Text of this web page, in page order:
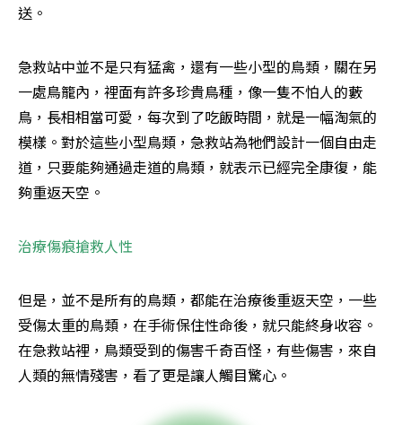
送。
急救站中並不是只有猛禽，還有一些小型的鳥類，關在另
一處鳥籠內，裡面有許多珍貴鳥種，像一隻不怕人的藪
鳥，長相相當可愛，每次到了吃飯時間，就是一幅淘氣的
模樣。對於這些小型鳥類，急救站為牠們設計一個自由走
道，只要能夠通過走道的鳥類，就表示已經完全康復，能
夠重返天空。
治療傷痕搶救人性
但是，並不是所有的鳥類，都能在治療後重返天空，一些
受傷太重的鳥類，在手術保住性命後，就只能終身收容。
在急救站裡，鳥類受到的傷害千奇百怪，有些傷害，來自
人類的無情殘害，看了更是讓人觸目驚心。